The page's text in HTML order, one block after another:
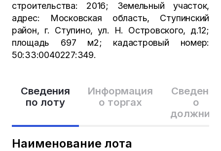
Сведения
по лоту
Информация
о торгах
Сведения
о
Наименование лота
строительства: 2016; Земельный участок,
адрес: Московская область, Ступинский
район, г. Ступино, ул. Н. Островского, д.12;
площадь 697 м2; кадастровый номер:
50:33:0040227:349.